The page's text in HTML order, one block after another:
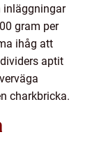
inläggningar
gram per
ihåg att
aptit
charkbricka.